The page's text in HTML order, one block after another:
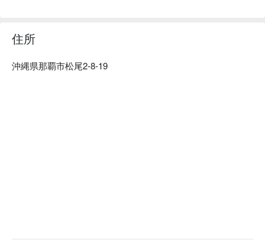
タコライス：メイドの愛情がたっぷりこもった沖縄名物のタ
コライスです。
間になるための修行をしている人魚たちがウエイトレスを務
住所
沖縄県那覇市松尾2-8-19